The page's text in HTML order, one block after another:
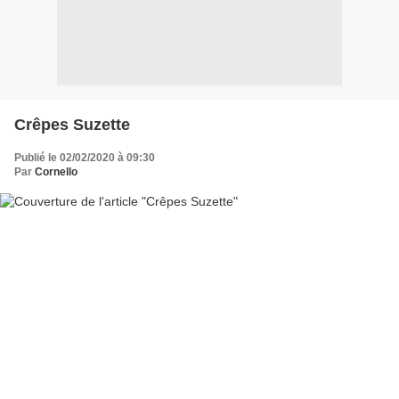
Crêpes Suzette
Publié le 02/02/2020 à 09:30
Par Cornello